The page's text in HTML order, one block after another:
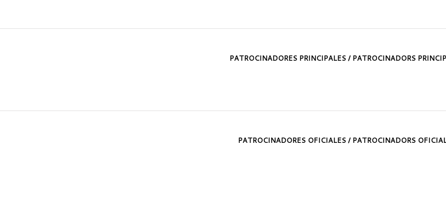
PATROCINADORES PRINCIPALES / PATROCINADORS
PATROCINADORES OFICIALES / PATROCINADORS